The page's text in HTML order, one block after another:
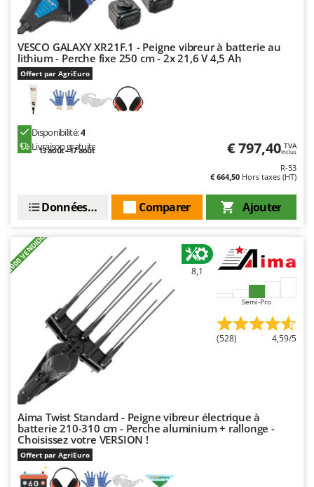
VESCO GALAXY XR21F.1 - Peigne vibreur à batterie au
lithium - Perche fixe 250 cm - 2x 21,6 V 4,5 Ah
Offert par AgriEuro
Disponibilité:4
Livraison gratuite
13 août - 17 août € 797,40 TVA
Inclus
R-53
€ 664,50 Hors taxes (HT)
Ajouter
Comparer
Données techniques
+3000 VENDIDOS 8,1
Semi-Pro
(528) 4,59/5
Aima Twist Standard - Peigne vibreur électrique à
batterie 210-310 cm - Perche aluminium + rallonge -
Choisissez votre VERSION !
Offert par AgriEuro